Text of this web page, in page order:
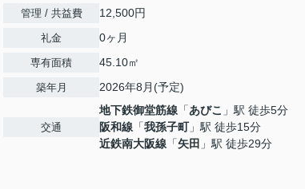
管理 / 共益費 12,500円
礼金 0ヶ月
専有面積 45.10㎡
築年月 2026年8月(予定)
交通
地下鉄御堂筋線 「あびこ 」駅 徒歩5分
阪和線 「我孫子町」駅 徒歩15分
近鉄南大阪線 「矢田 」駅 徒歩29分